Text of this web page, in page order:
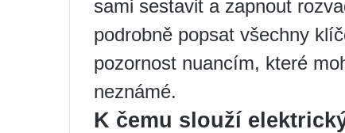
sami sestavit a zapnout
podrobně popsat všechny
pozornost nuancím, které
neznámé.
K čemu slouží